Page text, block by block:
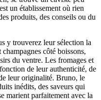
un établissement où rien
produits, des conseils ou du
y trouverez leur sélection la
côté boissons,
du ventre. Les fromages et
de leur authenticité, de
leur originalité. Bruno, le
inédits, des saveurs qui
marient parfaitement avec la